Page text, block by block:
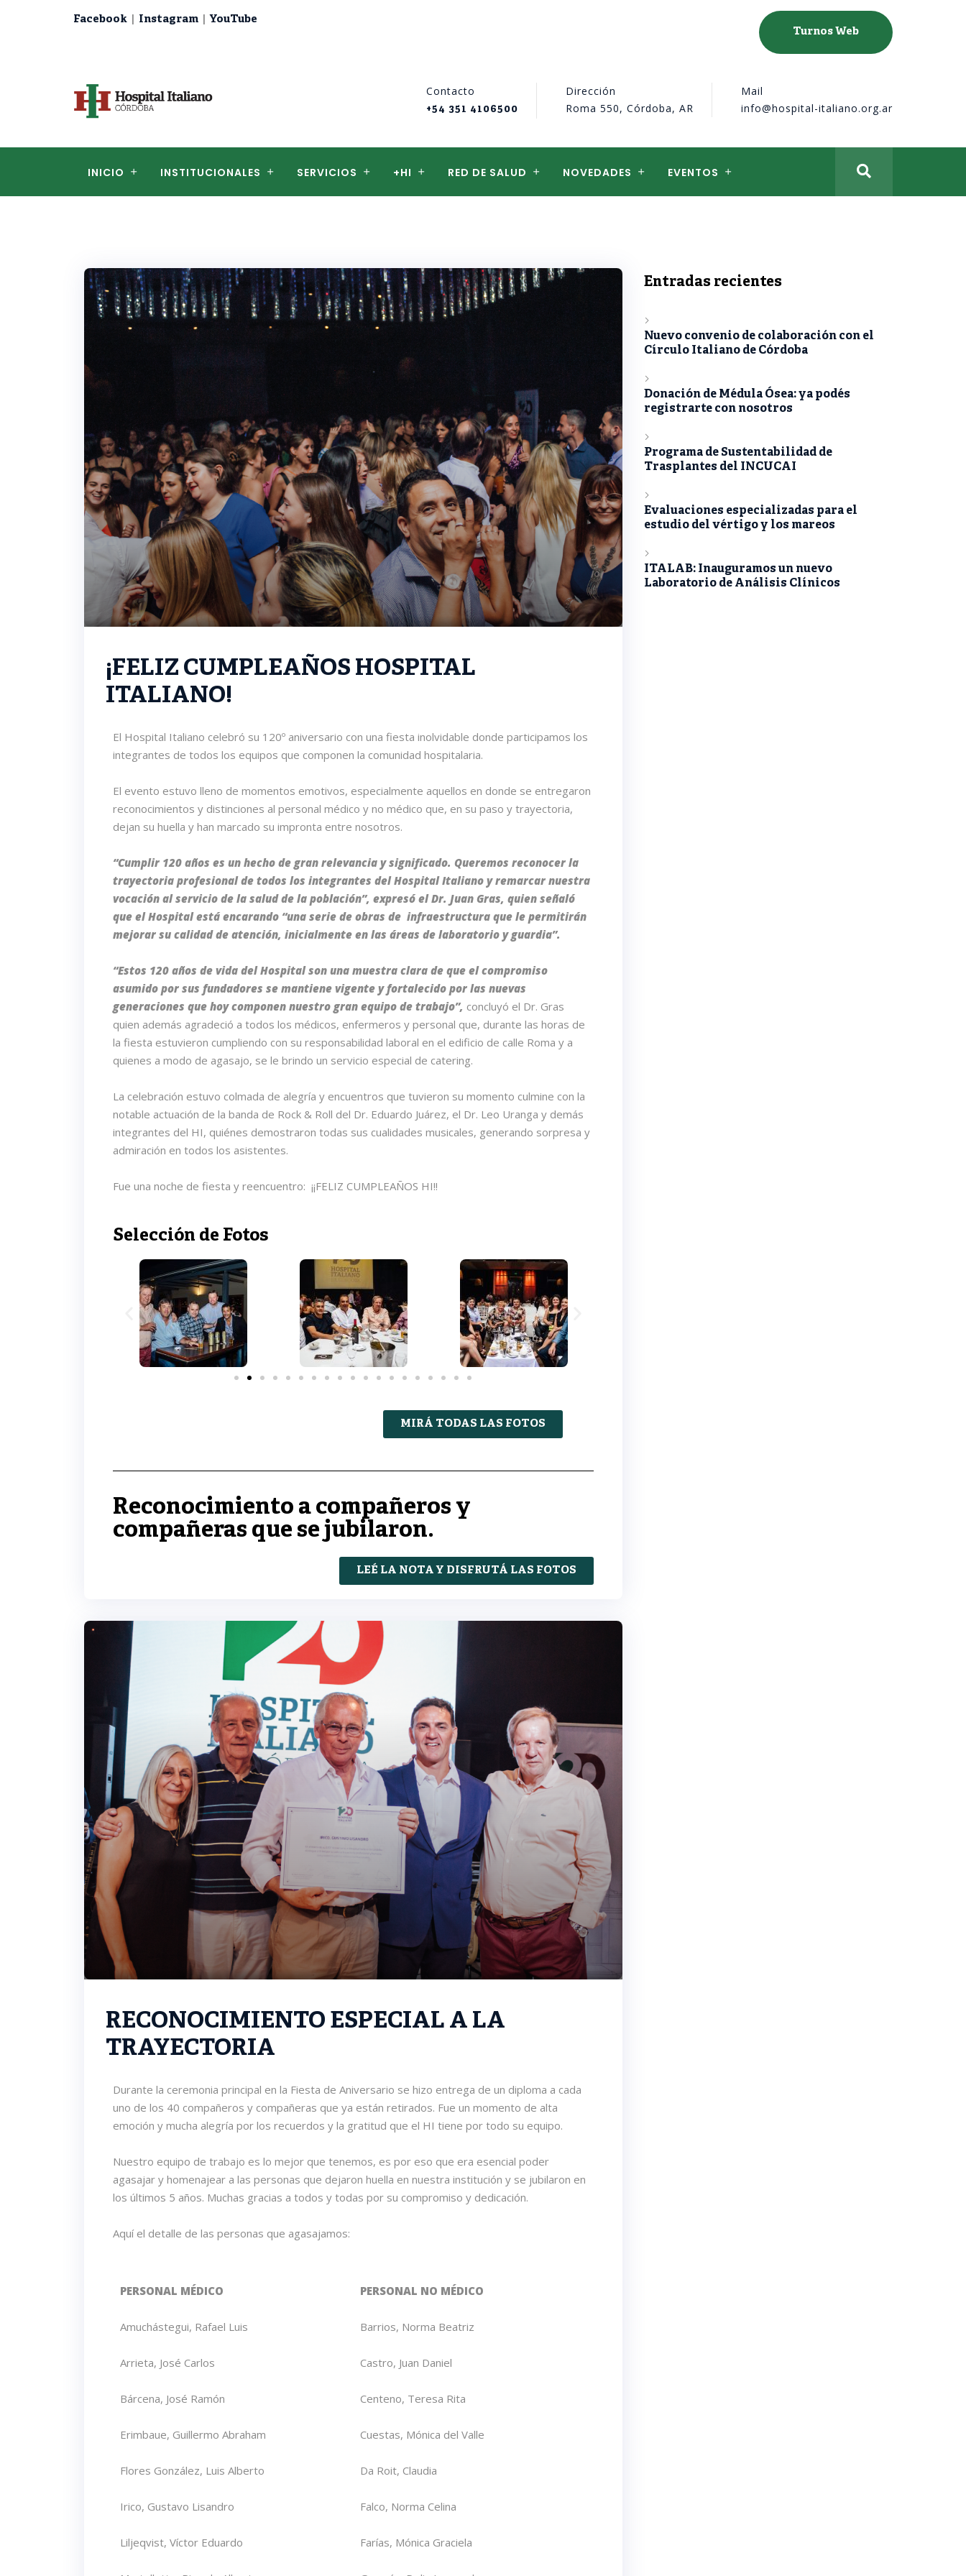
Facebook | Instagram |YouTube
Turnos Web
Contacto
+54 351 4106500
Dirección
Roma 550, Córdoba, AR
Mail
info@hospital-italiano.org.ar
INICIO INSTITUCIONALES SERVICIOS +HI RED DE SALUD NOVEDADES EVENTOS
¡FELIZ CUMPLEAÑOS HOSPITAL
ITALIANO!
El Hospital Italiano celebró su 120º aniversario con una fiesta inolvidable donde participamos los
integrantes de todos los equipos que componen la comunidad hospitalaria.
El evento estuvo lleno de momentos emotivos, especialmente aquellos en donde se entregaron
reconocimientos y distinciones al personal médico y no médico que, en su paso y trayectoria,
dejan su huella y han marcado su impronta entre nosotros.
“Cumplir 120 años es un hecho de gran relevancia y significado. Queremos reconocer la
trayectoria profesional de todos los integrantes del Hospital Italiano y remarcar nuestra
vocación al servicio de la salud de la población”, expresó el Dr. Juan Gras, quien señaló
que el Hospital está encarando “una serie de obras de infraestructura que le permitirán
mejorar su calidad de atención, inicialmente en las áreas de laboratorio y guardia”.
“Estos 120 años de vida del Hospital son una muestra clara de que el compromiso
asumido por sus fundadores se mantiene vigente y fortalecido por las nuevas
generaciones que hoy componen nuestro gran equipo de trabajo”, concluyó el Dr. Gras
quien además agradeció a todos los médicos, enfermeros y personal que, durante las horas de
la fiesta estuvieron cumpliendo con su responsabilidad laboral en el edificio de calle Roma y a
quienes a modo de agasajo, se le brindo un servicio especial de catering.
La celebración estuvo colmada de alegría y encuentros que tuvieron su momento culmine con la
notable actuación de la banda de Rock & Roll del Dr. Eduardo Juárez, el Dr. Leo Uranga y demás
integrantes del HI, quiénes demostraron todas sus cualidades musicales, generando sorpresa y
admiración en todos los asistentes.
Fue una noche de fiesta y reencuentro: ¡¡FELIZ CUMPLEAÑOS HI!!
Selección de Fotos
MIRÁ TODAS LAS FOTOS
Reconocimiento a compañeros y
compañeras que se jubilaron.
LEÉ LA NOTA Y DISFRUTÁ LAS FOTOS
RECONOCIMIENTO ESPECIAL A LA
TRAYECTORIA
Durante la ceremonia principal en la Fiesta de Aniversario se hizo entrega de un diploma a cada
uno de los 40 compañeros y compañeras que ya están retirados. Fue un momento de alta
emoción y mucha alegría por los recuerdos y la gratitud que el HI tiene por todo su equipo.
Nuestro equipo de trabajo es lo mejor que tenemos, es por eso que era esencial poder
agasajar y homenajear a las personas que dejaron huella en nuestra institución y se jubilaron en
los últimos 5 años. Muchas gracias a todos y todas por su compromiso y dedicación.
Aquí el detalle de las personas que agasajamos:
PERSONAL MÉDICO
Amuchástegui, Rafael Luis
Arrieta, José Carlos
Bárcena, José Ramón
Erimbaue, Guillermo Abraham
Flores González, Luis Alberto
Irico, Gustavo Lisandro
Liljeqvist, Víctor Eduardo
PERSONAL NO MÉDICO
Barrios, Norma Beatriz
Castro, Juan Daniel
Centeno, Teresa Rita
Cuestas, Mónica del Valle
Da Roit, Claudia
Falco, Norma Celina
Farías, Mónica Graciela
Entradas recientes
Nuevo convenio de colaboración con el
Círculo Italiano de Córdoba
Donación de Médula Ósea: ya podés
registrarte con nosotros
Programa de Sustentabilidad de
Trasplantes del INCUCAI
Evaluaciones especializadas para el
estudio del vértigo y los mareos
ITALAB: Inauguramos un nuevo
Laboratorio de Análisis Clínicos